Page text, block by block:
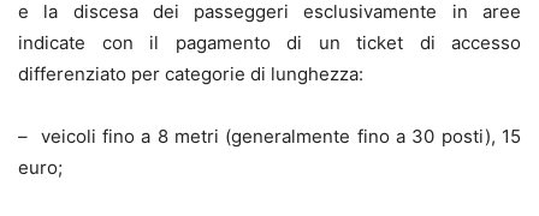
e la discesa dei passeggeri esclusivamente in aree
indicate con il pagamento di un ticket di accesso
differenziato per categorie di lunghezza:
– veicoli fino a 8 metri (generalmente fino a 30 posti), 15
euro;